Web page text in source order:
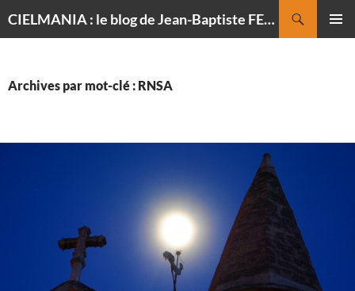
CIELMANIA : le blog de Jean-Baptiste FELDMANN, photographe du ciel
Archives par mot-clé : RNSA